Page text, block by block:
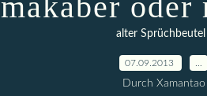
alter Sprüchbeutel
07.09.2013
Durch Xamantao